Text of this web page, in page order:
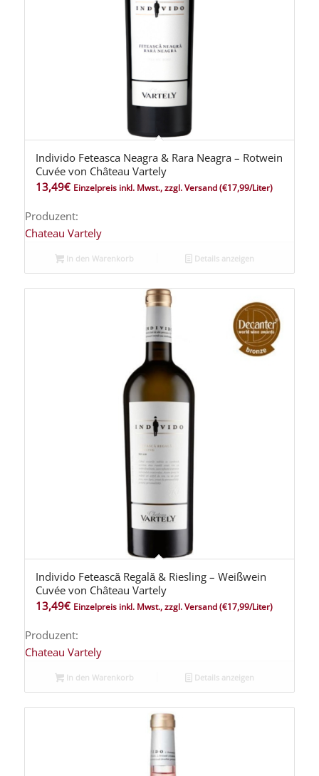
Individo Feteasca Neagra & Rara Neagra – Rotwein
Cuvée von Château Vartely
13,49€ Einzelpreis inkl. Mwst., zzgl. Versand(€17,99/Liter)
Produzent:
Chateau Vartely
In den Warenkorb Details anzeigen
Individo Fetească Regală & Riesling – Weißwein
Cuvée von Château Vartely
13,49€ Einzelpreis inkl. Mwst., zzgl. Versand(€17,99/Liter)
Produzent:
Chateau Vartely
In den Warenkorb Details anzeigen